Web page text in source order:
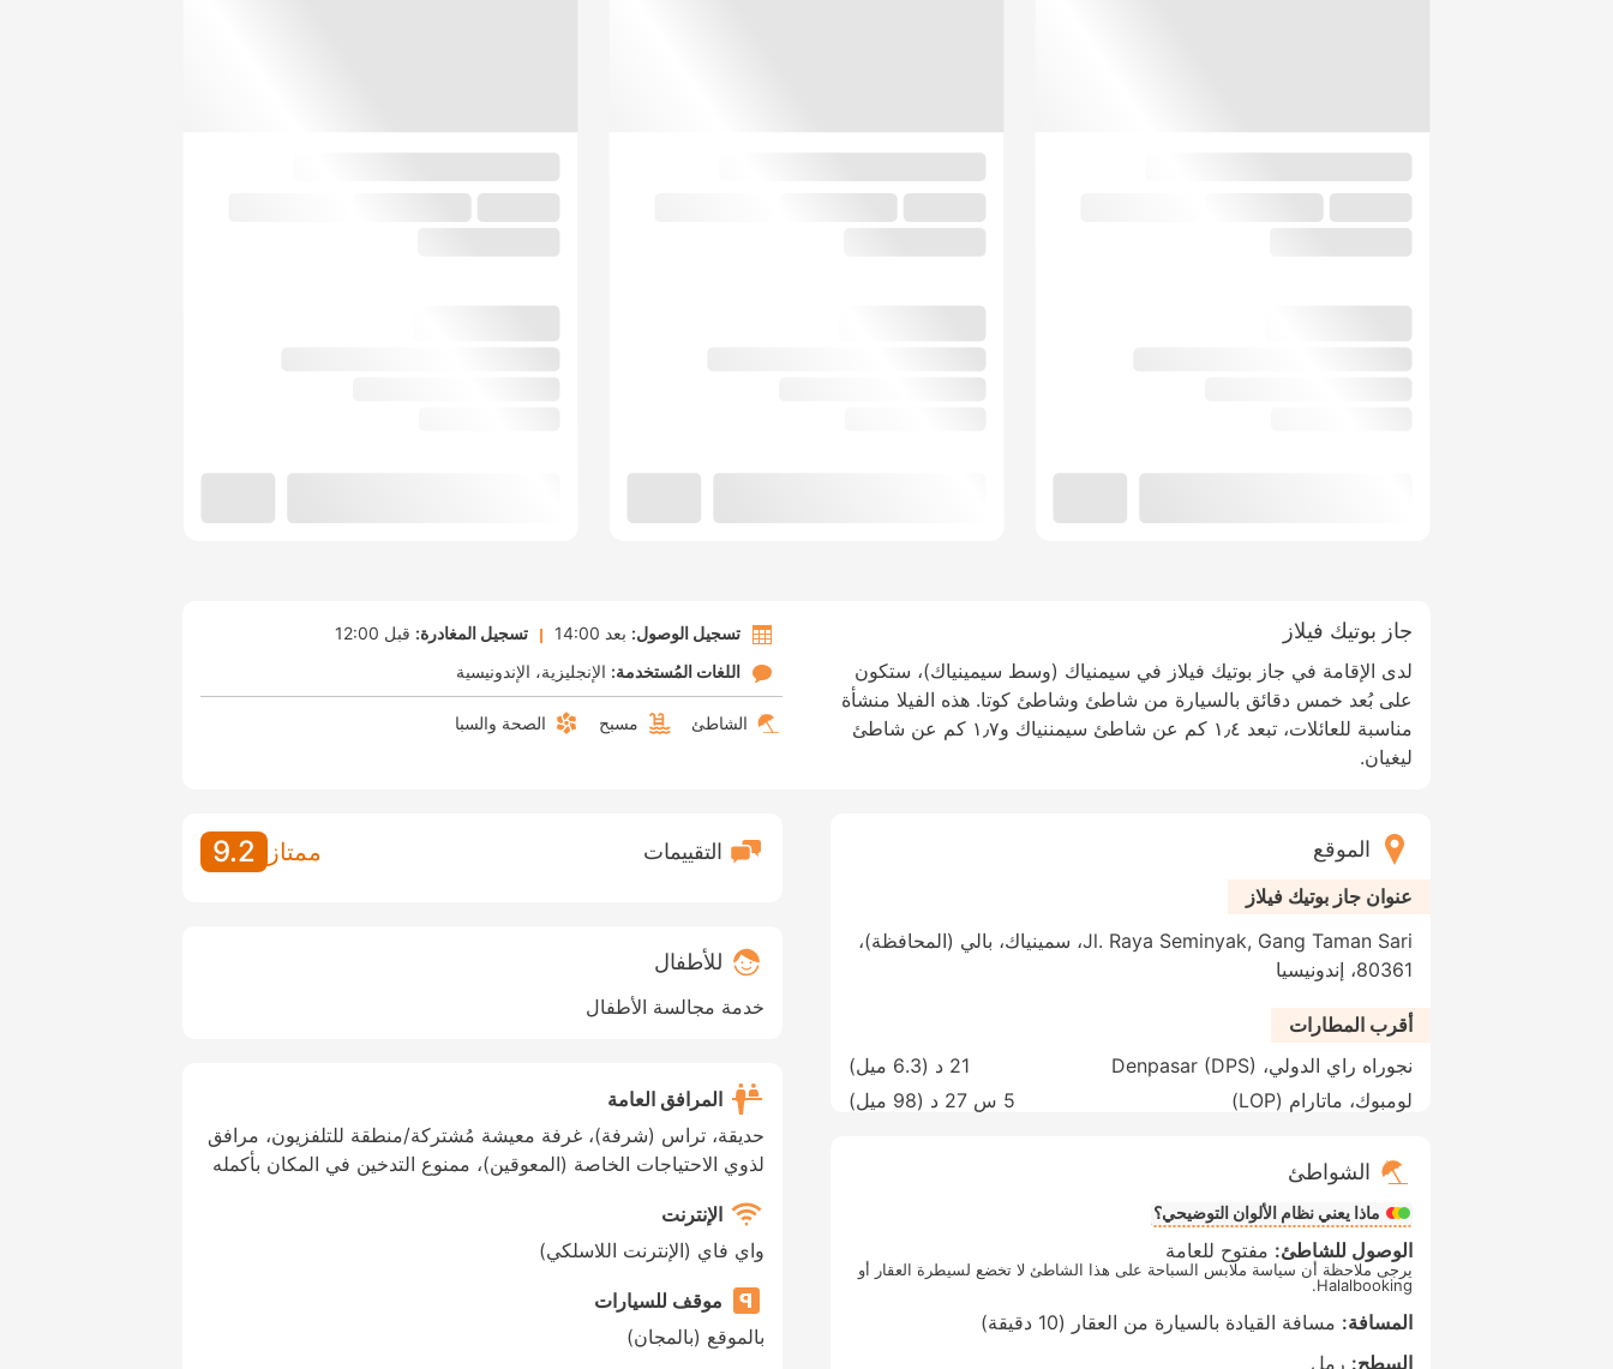
جاز بوتيك فيلاز
لدى الإقامة في جاز بوتيك فيلاز في سيمنياك (وسط سيمينياك)، ستكون
على بُعد خمس دقائق بالسيارة من شاطئ وشاطئ كوتا. هذه الفيلا منشأة
مناسبة للعائلات، تبعد ١٫٤ كم عن شاطئ سيمننياك و١٫٧ كم عن شاطئ
ليغيان.
تسجيل الوصول: بعد 14:00 تسجيل المغادرة: قبل 12:00
اللغات المُستخدمة: الإنجليزية الإندونيسية
الشاطئ مسبح الصحة والسبا
الموقع
عنوان جاز بوتيك فيلاز
Jl. Raya Seminyak, Gang Taman Sari، سمينياك، بالي (المحافظة)،
80361، إندونيسيا
أقرب المطارات
نجوراه راي الدولي، Denpasar (DPS)
21 د ( 6.3 ميل
)
لومبوك، ماتارام (LOP)
5 س 27 د ( 98 ميل )
الشواطئ
ماذا يعني نظام الألوان التوضيحي؟
الوصول للشاطئ: مفتوح للعامة
يرجى ملاحظة أن سياسة ملابس السباحة على هذا الشاطئ لا تخضع لسيطرة العقار أو
Halalbooking.
المسافة: مسافة القيادة بالسيارة من العقار (10 دقيقة)
السطح: رمل
التقييمات ممتاز 9.2
للأطفال
خدمة مجالسة الأطفال
المرافق العامة
حديقة، تراس (شرفة)، غرفة معيشة مُشتركة/منطقة للتلفزيون، مرافق
لذوي الاحتياجات الخاصة (المعوقين)، ممنوع التدخين في المكان بأكمله
الإنترنت
واي فاي (الإنترنت اللاسلكي)
موقف للسيارات
بالموقع (بالمجان)